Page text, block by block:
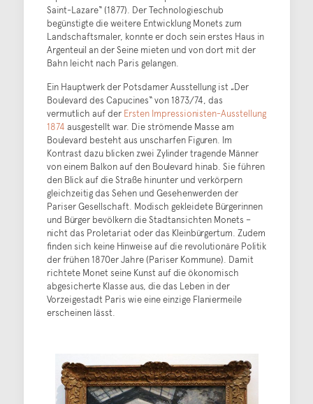
Saint-Lazare“ (1877). Der Technologieschub
begünstigte die weitere Entwicklung Monets zum
Landschaftsmaler, konnte er doch sein erstes Haus in
Argenteuil an der Seine mieten und von dort mit der
Bahn leicht nach Paris gelangen.
Ein Hauptwerk der Potsdamer Ausstellung ist „Der
Boulevard des Capucines“ von 1873/74, das
vermutlich auf der Ersten Impressionisten-Ausstellung
1874 ausgestellt war. Die strömende Masse am
Boulevard besteht aus unscharfen Figuren. Im
Kontrast dazu blicken zwei Zylinder tragende Männer
von einem Balkon auf den Boulevard hinab. Sie führen
den Blick auf die Straße hinunter und verkörpern
gleichzeitig das Sehen und Gesehenwerden der
Pariser Gesellschaft. Modisch gekleidete Bürgerinnen
und Bürger bevölkern die Stadtansichten Monets –
nicht das Proletariat oder das Kleinbürgertum. Zudem
finden sich keine Hinweise auf die revolutionäre Politik
der frühen 1870er Jahre (Pariser Kommune). Damit
richtete Monet seine Kunst auf die ökonomisch
abgesicherte Klasse aus, die das Leben in der
Vorzeigestadt Paris wie eine einzige Flaniermeile
erscheinen lässt.